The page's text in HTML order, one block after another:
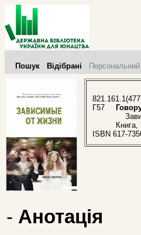
Пошук Відібрані Персональний
Г57
ISBN 617-
- Анотація